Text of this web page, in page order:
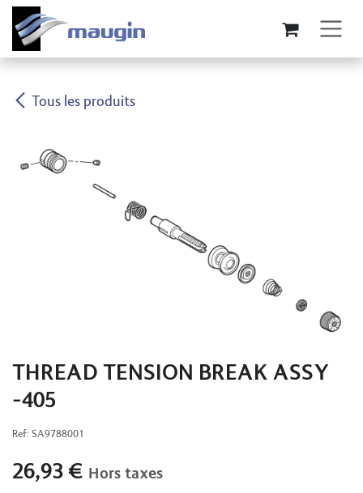
Se rendre au contenu
Tous les produits
THREAD TENSION BREAK ASSY
-405
Ref: SA9788001
26,93 € Hors taxes